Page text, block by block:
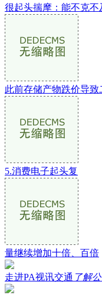
很起头揣摩：能不克不
此前存储产物跌价导
5.消费电子起头复
量继续增加十倍、百倍
走进PA视讯交通 了解